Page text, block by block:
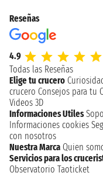
Reseñas
4.9
Todas las Reseñas
Elige tu crucero
crucero Consejos para tu
Videos 3D
Informaciones Utiles
Informaciones cookies
con nosotros
Nuestra Marca Quien
Servicios para los
Observatorio Taoticket